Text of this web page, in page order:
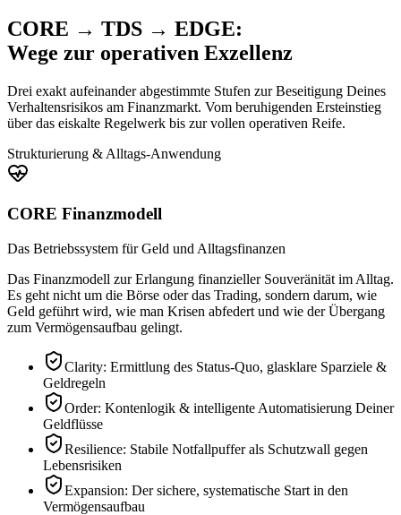
CORE → TDS → EDGE:
Wege zur operativen Exzellenz
Drei exakt aufeinander abgestimmte Stufen zur Beseitigung Deines
Verhaltensrisikos am Finanzmarkt. Vom beruhigenden Ersteinstieg
über das eiskalte Regelwerk bis zur vollen operativen Reife.
Strukturierung & Alltags-Anwendung
CORE Finanzmodell
Das Betriebssystem für Geld und Alltagsfinanzen
Das Finanzmodell zur Erlangung finanzieller Souveränität im Alltag.
Es geht nicht um die Börse oder das Trading, sondern darum, wie
Geld geführt wird, wie man Krisen abfedert und wie der Übergang
zum Vermögensaufbau gelingt.
Clarity: Ermittlung des Status-Quo, glasklare Sparziele &
Geldregeln
Order: Kontenlogik & intelligente Automatisierung Deiner
Geldflüsse
Resilience: Stabile Notfallpuffer als Schutzwall gegen
Lebensrisiken
Expansion: Der sichere, systematische Start in den
Vermögensaufbau